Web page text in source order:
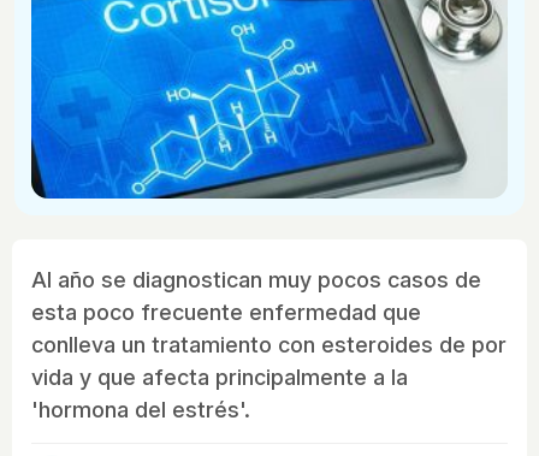
Al año se diagnostican muy pocos casos de
esta poco frecuente enfermedad que
conlleva un tratamiento con esteroides de por
vida y que afecta principalmente a la
'hormona del estrés'.